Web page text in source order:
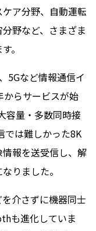
ア分野、自動運転
野など、さまざま
。
5Gなど情報通信イ
からサービスが始
容量・多数同時接
では難しかった8K
報を送受信し、解
りました。
介さずに機器同士
も進化していま